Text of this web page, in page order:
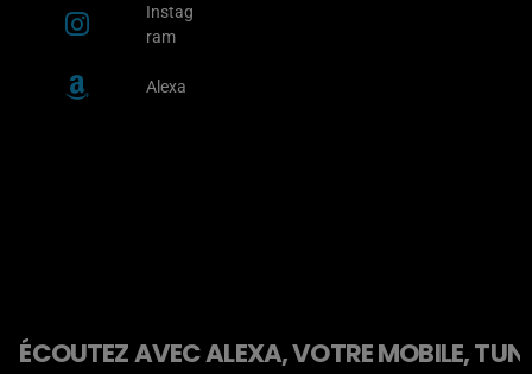
Instag
ram
Alexa
ÉCOUTEZ AVEC ALEXA, VOTRE MOBILE,